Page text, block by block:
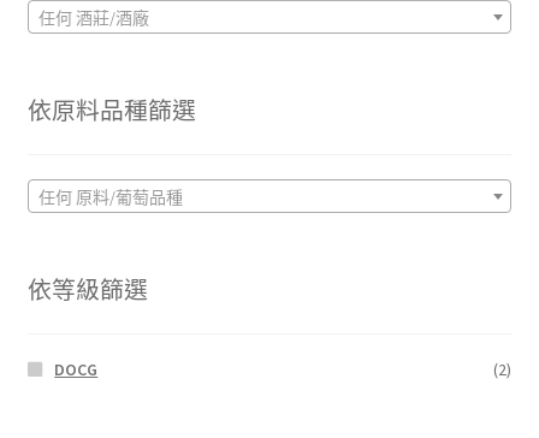
任何 酒莊/酒廠
依原料品種篩選
任何 原料/葡萄品種
依等級篩選
DOCG (2)